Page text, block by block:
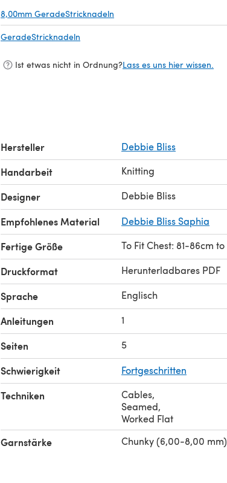
8,00mm GeradeStricknadeln
GeradeStricknadeln
Ist etwas nicht in Ordnung?Lass es uns hier wissen.
Hersteller Debbie Bliss
Handarbeit Knitting
Designer Debbie Bliss
Empfohlenes Material Debbie Bliss Saphia
Fertige Größe To Fit Chest: 81-86cm to
Druckformat Herunterladbares PDF
Sprache Englisch
Anleitungen 1
Seiten 5
Schwierigkeit Fortgeschritten
Techniken Cables,
Seamed,
Worked Flat
Garnstärke Chunky (6,00-8,00 mm)